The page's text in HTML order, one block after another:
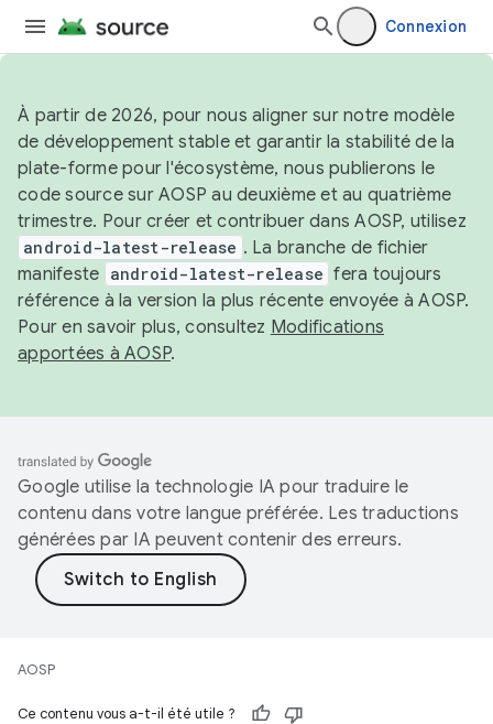
Connexion
À partir de 2026, pour nous aligner sur notre modèle
de développement stable et garantir la stabilité de la
plate-forme pour l'écosystème, nous publierons le
code source sur AOSP au deuxième et au quatrième
trimestre. Pour créer et contribuer dans AOSP, utilisez
android-latest-release . La branche de fichier
manifeste android-latest-release fera toujours
référence à la version la plus récente envoyée à AOSP.
Pour en savoir plus, consultez Modifications
apportées à AOSP.
Google utilise la technologie IA pour traduire le
contenu dans votre langue préférée. Les traductions
générées par IA peuvent contenir des erreurs.
AOSP
Ce contenu vous a-t-il été utile ?